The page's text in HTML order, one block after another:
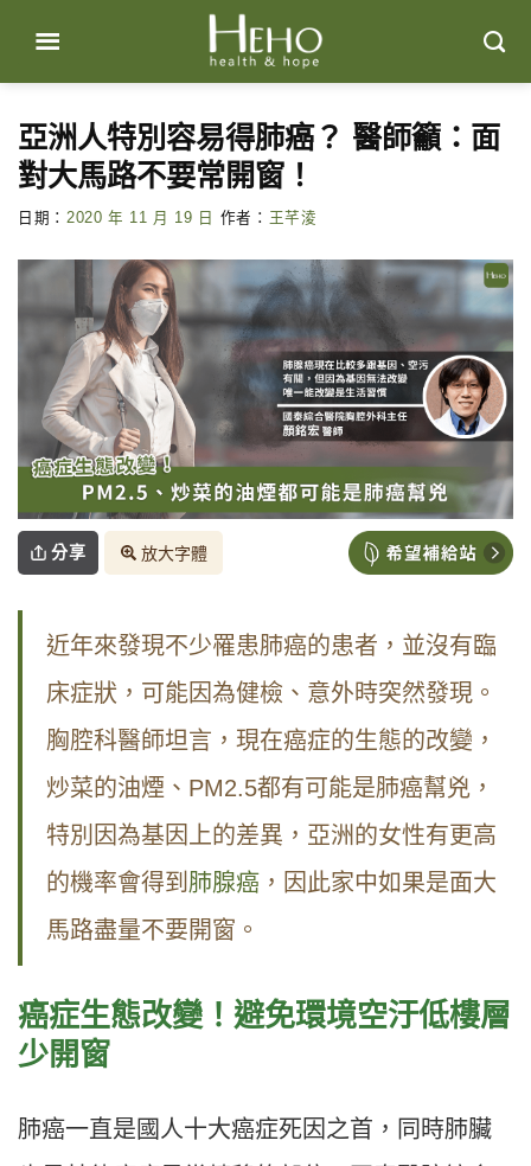
content
亞洲人特別容易得肺癌？ 醫師籲：面
對大馬路不要常開窗！
日期： 2020 年 11 月 19 日 作者： 王芊淩
分享 放大字體
近年來發現不少罹患肺癌的患者，並沒有臨
床症狀，可能因為健檢、意外時突然發現。
胸腔科醫師坦言，現在癌症的生態的改變，
炒菜的油煙、 PM2.5都有可能是肺癌幫兇，
特別因為基因上的差異，亞洲的女性有更高
的機率會得到 肺腺癌 ，因此家中如果是面大
馬路盡量不要開窗。
癌症生態改變！避免環境空汙低樓層
少開窗
肺癌一直是國人十大癌症死因之首，同時肺臟